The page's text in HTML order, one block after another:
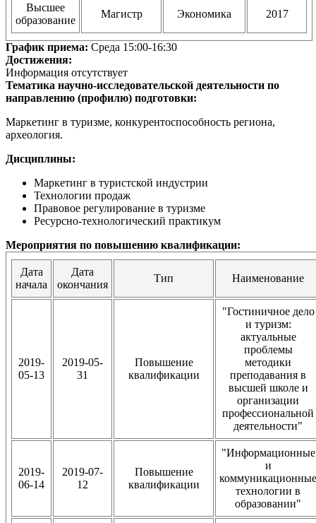
Высшее
образование
Магистр Экономика 2017
График приема: Среда 15:00-16:30
Достижения:
Информация отсутствует
Тематика научно-исследовательской деятельности по
направлению (профилю) подготовки:
Маркетинг в туризме, конкурентоспособность региона,
археология.
Дисциплины:
Маркетинг в туристской индустрии
Технологии продаж
Правовое регулирование в туризме
Ресурсно-технологический практикум
Мероприятия по повышению квалификации:
Дата
начала
Дата
окончания
Тип Наименование
2019-
05-13
2019-05-
31
Повышение
квалификации
"Гостиничное дело
и туризм:
актуальные
проблемы
методики
преподавания в
высшей школе и
организации
профессиональной
деятельности"
2019-
06-14
2019-07-
12
Повышение
квалификации
"Информационные
и
коммуникационные
технологии в
образовании"